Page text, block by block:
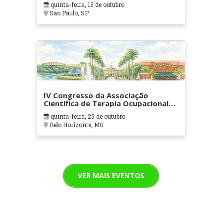
quinta-feira, 15 de outubro
Sao Paulo, SP
IV Congresso da Associação
Científica de Terapia Ocupacional
em Contextos Hospitalares e
Cuidados Paliativos - ATOHOSP
quinta-feira, 29 de outubro
Belo Horizonte, MG
VER MAIS EVENTOS